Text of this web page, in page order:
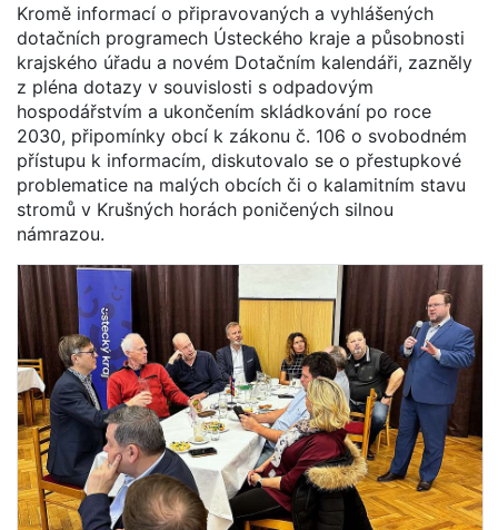
Kromě informací o připravovaných a vyhlášených
dotačních programech Ústeckého kraje a působnosti
krajského úřadu a novém Dotačním kalendáři, zazněly
z pléna dotazy v souvislosti s odpadovým
hospodářstvím a ukončením skládkování po roce
2030, připomínky obcí k zákonu č. 106 o svobodném
přístupu k informacím, diskutovalo se o přestupkové
problematice na malých obcích či o kalamitním stavu
stromů v Krušných horách poničených silnou
námrazou.